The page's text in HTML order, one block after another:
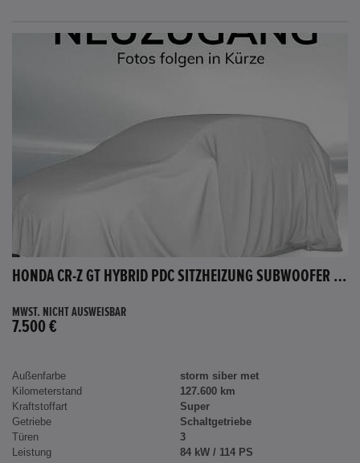
HONDA CR-Z GT HYBRID PDC SITZHEIZUNG SUBWOOFER BLUETOOTH
MWST. NICHT AUSWEISBAR
7.500 €
Außenfarbe
storm siber met
Kilometerstand
127.600 km
Kraftstoffart
Super
Getriebe
Schaltgetriebe
Türen
3
Leistung
84 kW / 114 PS